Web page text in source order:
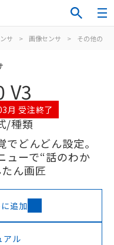
サ > 画像センサ > その他の画
V3
月 受注終了
/種類
でどんどん設定。
ューで“話のわか
ん画匠
追加
アル